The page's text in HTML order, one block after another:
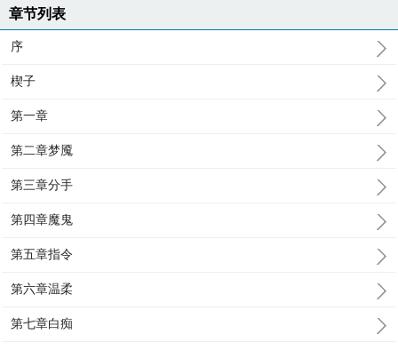
章节列表
序
楔子
第一章
第二章梦魇
第三章分手
第四章魔鬼
第五章指令
第六章温柔
第七章白痴